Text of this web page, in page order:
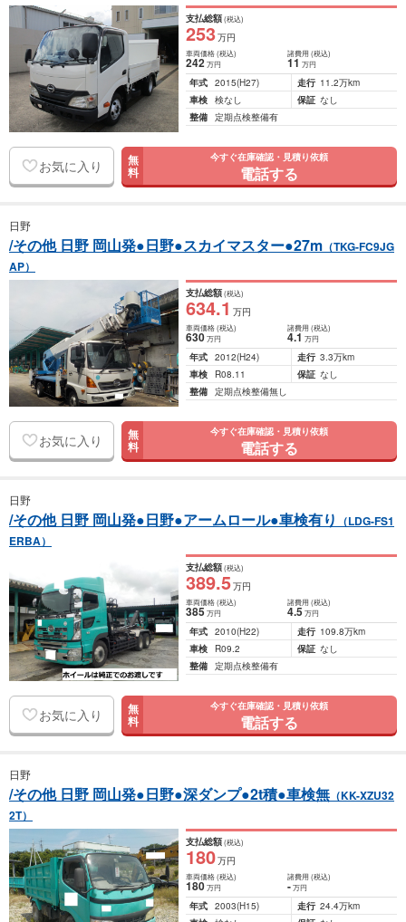
支払総額(税込)
253万円
車両価格(税込)
242万円
諸費用 (税込)
11 万円
年式 2015(H27) 走行 11.2万km
車検 検なし 保証 なし
整備 定期点検整備有
お気に入り 無
料
今すぐ在庫確認・見積り依頼
電話する
日野
/その他 日野 岡山発●日野●スカイマスター●27m （TKG-FC9JG
AP）
支払総額(税込)
634.1 万円
車両価格(税込)
630万円
諸費用 (税込)
4.1 万円
年式 2012(H24) 走行 3.3万km
車検
R08.11 保証 なし
整備 定期点検整備無し
お気に入り 無
料
今すぐ在庫確認・見積り依頼
電話する
日野
/その他 日野 岡山発●日野●アームロール●車検有り （LDG-FS1
ERBA）
支払総額(税込)
389.5万円
車両価格(税込)
385万円
諸費用 (税込)
4.5 万円
年式 2010(H22) 走行 109.8万km
車検
R09.2 保証 なし
整備 定期点検整備有
お気に入り 無
料
今すぐ在庫確認・見積り依頼
電話する
日野
/その他 日野 岡山発●日野●深ダンプ●2t積●車検無 （KK-XZU32
2T）
支払総額(税込)
180万円
車両価格(税込)
180万円
諸費用 (税込)
- 万円
年式 2003(H15) 走行 24.4万km